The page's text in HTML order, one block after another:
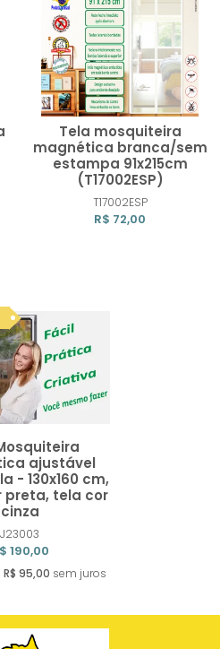
Tela mosquiteira
magnética branca/sem
estampa 91x215cm
(T17002ESP)
T17002ESP
R$ 72,00
ajustável
- 130x160 cm,
preta, tela cor
cinza
J23003
190,00
R$ 95,00 sem juros
Comprar